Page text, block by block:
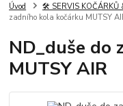
Úvod 🛠️ SERVIS
zadního kola kočárku MUTSY
ND_duše do
MUTSY AIR